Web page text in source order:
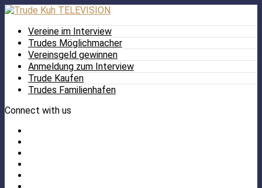
Vereine im Interview
Trudes Möglichmacher
Vereinsgeld gewinnen
Anmeldung zum Interview
Trude Kaufen
Trudes Familienhafen
Connect with us